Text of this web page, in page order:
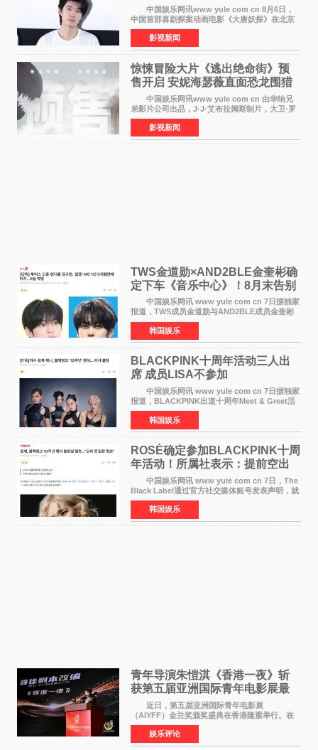
中国娱乐网讯www yule com cn 8月6日，
中国首部喜剧探案动画电影《大唐妖探》在北京
举办电影首映礼。导演程腾、联合导演黄珉、总
制片人曹紫建、制片人李莹莹，配音导演张喆，
对白指导程寅，领
影视新闻
惊悚冒险大片《逃出绝命街》预
售开启 安妮海瑟薇直面恐龙围猎
中国娱乐网讯www yule com cn 由华纳兄
弟影片公司出品，J·J·艾布拉姆斯制片，大卫·罗
伯特·米切尔执导，好莱坞巨星安妮·海瑟薇和伊万
·麦克格雷格领衔主演的2026暑期惊悚冒险大片
《逃出绝
影视新闻
TWS金道勋×AND2BLE金奎彬确
定下车《音乐中心》！8月末告别
MC席位
中国娱乐网讯 www yule com cn 7日据独家
报道，TWS成员金道勋与AND2BLE成员金奎彬
将于8月离开《音乐中心》MC的位置。 金道
勋与金奎彬于去年3月与H2H A-NA一起被选为
《音乐中心》MC，约1
韩国娱乐
BLACKPINK十周年活动三人出
席 成员LISA不参加
中国娱乐网讯 www yule com cn 7日据独家
报道，BLACKPINK出道十周年Meet & Greet活
动将由智秀、ROS&Eacute;、JENNIE出席，
LISA将缺席。 此前BLACKPINK所属社YG并
未为组合出道十周年做
韩国娱乐
ROSÉ确定参加BLACKPINK十周
年活动！所属社表示：提前空出
了时间
中国娱乐网讯 www yule com cn 7日，The
Black Label通过官方社交媒体账号发表声明，就
近期网络上关于ROS&Eacute;个人行程及是否参
加BLACKPINK出道纪念活动的种种猜测作出正
式回应。 Th
韩国娱乐
青年导演朱愷淇《香港一夜》斩
获第五届亚洲国际青年电影展最
佳剧本改编奖
近日，第五届亚洲国际青年电影展
（AIYFF）金兰奖颁奖盛典在香港隆重举行。在
这场汇聚数百位海内外电影人、文化界人士及媒
体代表的亚洲青年影视盛会上，香港本土电影
《香港一夜》（Dawn in Ho
娱乐评论